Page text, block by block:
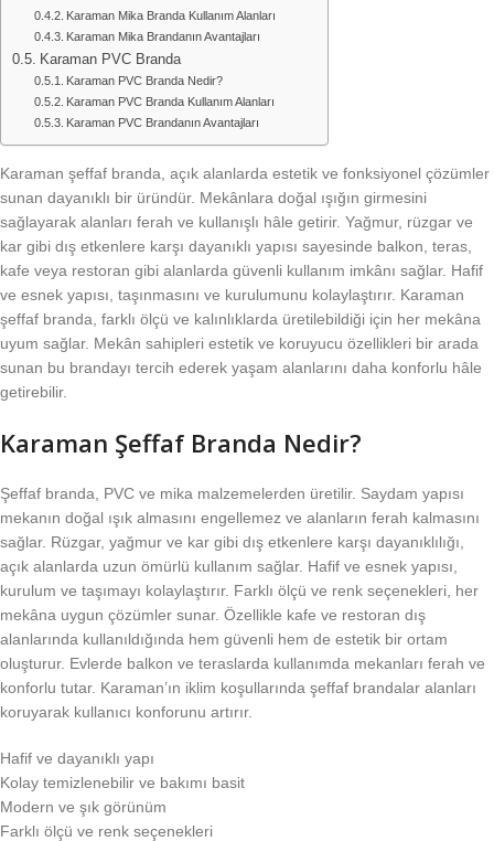
Karaman Mika Branda Kullanım Alanları
Karaman Mika Brandanın Avantajları
Karaman PVC Branda
Karaman PVC Branda Nedir?
Karaman PVC Branda Kullanım Alanları
Karaman PVC Brandanın Avantajları
Karaman şeffaf branda, açık alanlarda estetik ve fonksiyonel çözümler
sunan dayanıklı bir üründür. Mekânlara doğal ışığın girmesini
sağlayarak alanları ferah ve kullanışlı hâle getirir. Yağmur, rüzgar ve
kar gibi dış etkenlere karşı dayanıklı yapısı sayesinde balkon, teras,
kafe veya restoran gibi alanlarda güvenli kullanım imkânı sağlar. Hafif
ve esnek yapısı, taşınmasını ve kurulumunu kolaylaştırır. Karaman
şeffaf branda, farklı ölçü ve kalınlıklarda üretilebildiği için her mekâna
uyum sağlar. Mekân sahipleri estetik ve koruyucu özellikleri bir arada
sunan bu brandayı tercih ederek yaşam alanlarını daha konforlu hâle
getirebilir.
Karaman Şeffaf Branda Nedir?
Şeffaf branda, PVC ve mika malzemelerden üretilir. Saydam yapısı
mekanın doğal ışık almasını engellemez ve alanların ferah kalmasını
sağlar. Rüzgar, yağmur ve kar gibi dış etkenlere karşı dayanıklılığı,
açık alanlarda uzun ömürlü kullanım sağlar. Hafif ve esnek yapısı,
kurulum ve taşımayı kolaylaştırır. Farklı ölçü ve renk seçenekleri, her
mekâna uygun çözümler sunar. Özellikle kafe ve restoran dış
alanlarında kullanıldığında hem güvenli hem de estetik bir ortam
oluşturur. Evlerde balkon ve teraslarda kullanımda mekanları ferah ve
konforlu tutar. Karaman’ın iklim koşullarında şeffaf brandalar alanları
koruyarak kullanıcı konforunu artırır.
Hafif ve dayanıklı yapı
Kolay temizlenebilir ve bakımı basit
Modern ve şık görünüm
Farklı ölçü ve renk seçenekleri